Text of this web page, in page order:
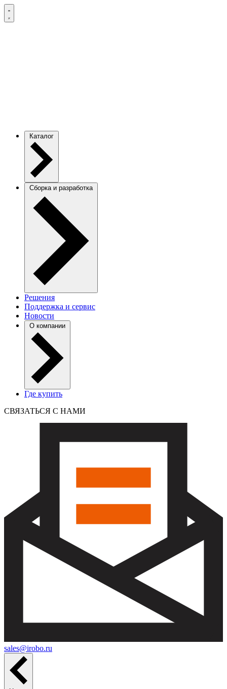
Каталог
Сборка и разработка
Решения
Поддержка и сервис
Новости
О компании
Где купить
СВЯЗАТЬСЯ С НАМИ
sales@irobo.ru